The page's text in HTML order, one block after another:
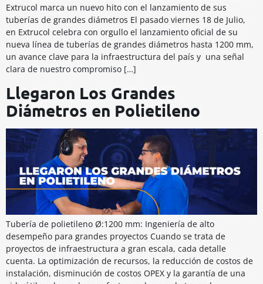
Extrucol marca un nuevo hito con el lanzamiento de sus
tuberías de grandes diámetros El pasado viernes 18 de Julio,
en Extrucol celebra con orgullo el lanzamiento oficial de su
nueva línea de tuberías de grandes diámetros hasta 1200 mm,
un avance clave para la infraestructura del país y una señal
clara de nuestro compromiso […]
Llegaron Los Grandes
Diámetros en Polietileno
Tubería de polietileno Ø:1200 mm: Ingeniería de alto
desempeño para grandes proyectos Cuando se trata de
proyectos de infraestructura a gran escala, cada detalle
cuenta. La optimización de recursos, la reducción de costos de
instalación, disminución de costos OPEX y la garantía de una